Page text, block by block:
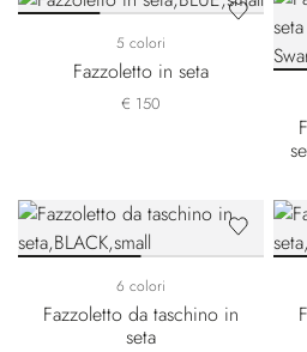
5 colori
Fazzoletto in seta
€ 150
6 colori
Fazzoletto da taschino in
seta